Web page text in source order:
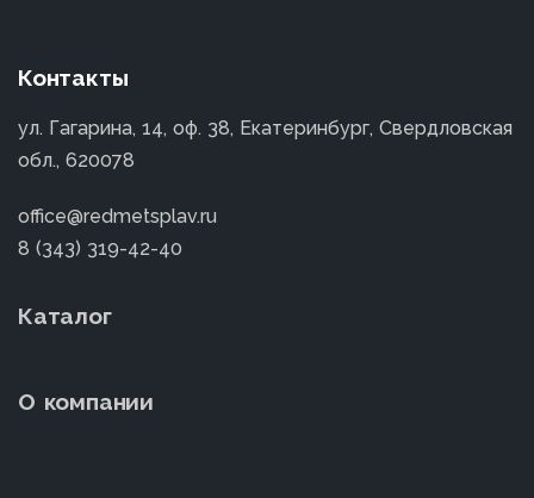
Контакты
ул. Гагарина, 14, оф. 38, Екатеринбург, Свердловская
обл., 620078
office@redmetsplav.ru
8 (343) 319-42-40
Каталог
О компании